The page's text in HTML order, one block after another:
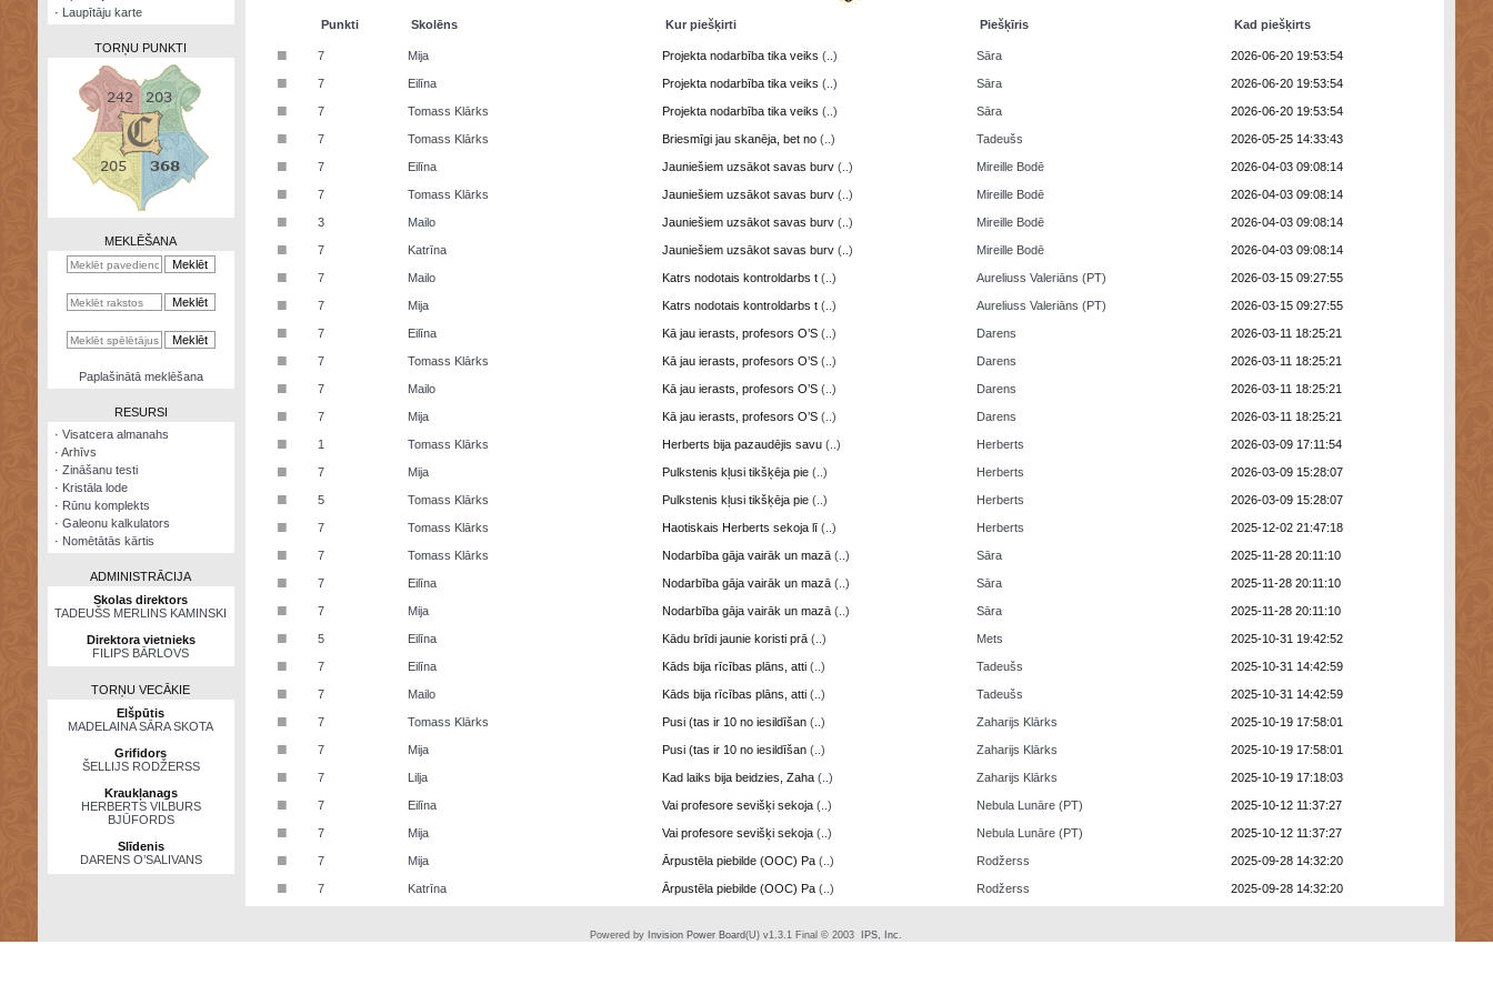
kalkulators
· Laupītāju karte
TORŅU PUNKTI
MEKLĒŠANA
Paplašinātā meklēšana
RESURSI
· Visatcera almanahs
· Arhīvs
· Zināšanu testi
· Kristāla lode
· Rūnu komplekts
· Galeonu kalkulators
· Nomētātās kārtis
ADMINISTRĀCIJA
Skolas direktors
TADEUŠS MERLINS KAMINSKI
Direktora vietnieks
FILIPS BĀRLOVS
TORŅU VECĀKIE
Elšpūtis
MADELAINA SĀRA SKOTA
Grifidors
ŠELLIJS RODŽERSS
Kraukļanags
HERBERTS VILBURS
BJŪFORDS
Slīdenis
DARENS O’SALIVANS
Punkti Skolēns Kur piešķirti Piešķīris Kad piešķirts
■ 7 Mija Projekta nodarbība tika veiks (..) Sāra 2026-06-20 19:53:54
■ 7 Eilīna Projekta nodarbība tika veiks (..) Sāra 2026-06-20 19:53:54
■ 7 Tomass Klārks Projekta nodarbība tika veiks (..) Sāra 2026-06-20 19:53:54
■ 7 Tomass Klārks Briesmīgi jau skanēja, bet no (..) Tadeušs 2026-05-25 14:33:43
■ 7 Eilīna Jauniešiem uzsākot savas burv (..) Mireille Bodē 2026-04-03 09:08:14
■ 7 Tomass Klārks Jauniešiem uzsākot savas burv (..) Mireille Bodē 2026-04-03 09:08:14
■ 3 Mailo Jauniešiem uzsākot savas burv (..) Mireille Bodē 2026-04-03 09:08:14
■ 7 Katrīna Jauniešiem uzsākot savas burv (..) Mireille Bodē 2026-04-03 09:08:14
■ 7 Mailo Katrs nodotais kontroldarbs t (..) Aureliuss Valeriāns (PT) 2026-03-15 09:27:55
■ 7 Mija Katrs nodotais kontroldarbs t (..) Aureliuss Valeriāns (PT) 2026-03-15 09:27:55
■ 7 Eilīna Kā jau ierasts, profesors O’S (..) Darens 2026-03-11 18:25:21
■ 7 Tomass Klārks Kā jau ierasts, profesors O’S (..) Darens 2026-03-11 18:25:21
■ 7 Mailo Kā jau ierasts, profesors O’S (..) Darens 2026-03-11 18:25:21
■ 7 Mija Kā jau ierasts, profesors O’S (..) Darens 2026-03-11 18:25:21
■ 1 Tomass Klārks Herberts bija pazaudējis savu (..) Herberts 2026-03-09 17:11:54
■ 7 Mija Pulkstenis kļusi tikšķēja pie (..) Herberts 2026-03-09 15:28:07
■ 5 Tomass Klārks Pulkstenis kļusi tikšķēja pie (..) Herberts 2026-03-09 15:28:07
■ 7 Tomass Klārks Haotiskais Herberts sekoja lī (..) Herberts 2025-12-02 21:47:18
■ 7 Tomass Klārks Nodarbība gāja vairāk un mazā (..) Sāra 2025-11-28 20:11:10
■ 7 Eilīna Nodarbība gāja vairāk un mazā (..) Sāra 2025-11-28 20:11:10
■ 7 Mija Nodarbība gāja vairāk un mazā (..) Sāra 2025-11-28 20:11:10
■ 5 Eilīna Kādu brīdi jaunie koristi prā (..) Mets 2025-10-31 19:42:52
■ 7 Eilīna Kāds bija rīcības plāns, atti (..) Tadeušs 2025-10-31 14:42:59
■ 7 Mailo Kāds bija rīcības plāns, atti (..) Tadeušs 2025-10-31 14:42:59
■ 7 Tomass Klārks Pusi (tas ir 10 no iesildīšan (..) Zaharijs Klārks 2025-10-19 17:58:01
■ 7 Mija Pusi (tas ir 10 no iesildīšan (..) Zaharijs Klārks 2025-10-19 17:58:01
■ 7 Lilja Kad laiks bija beidzies, Zaha (..) Zaharijs Klārks 2025-10-19 17:18:03
■ 7 Eilīna Vai profesore sevišķi sekoja (..) Nebula Lunāre (PT) 2025-10-12 11:37:27
■ 7 Mija Vai profesore sevišķi sekoja (..) Nebula Lunāre (PT) 2025-10-12 11:37:27
■ 7 Mija Ārpustēla piebilde (OOC) Pa (..) Rodžerss 2025-09-28 14:32:20
■ 7 Katrīna Ārpustēla piebilde (OOC) Pa (..) Rodžerss 2025-09-28 14:32:20
Powered by Invision Power Board(U) v1.3.1 Final © 2003 IPS, Inc.